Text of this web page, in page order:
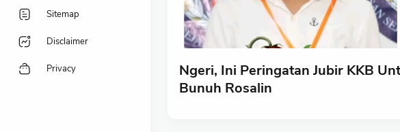
Ngeri, Ini Peringatan Jubir KKB
Bunuh Rosalin
Sitemap
Disclaimer
Privacy